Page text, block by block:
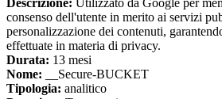
Descrizione: Utilizzato da Google per
consenso dell'utente in merito ai servizi
personalizzazione dei contenuti,
effettuate in materia di privacy.
Durata: 13 mesi
Nome: __Secure-BUCKET
Tipologia: analitico